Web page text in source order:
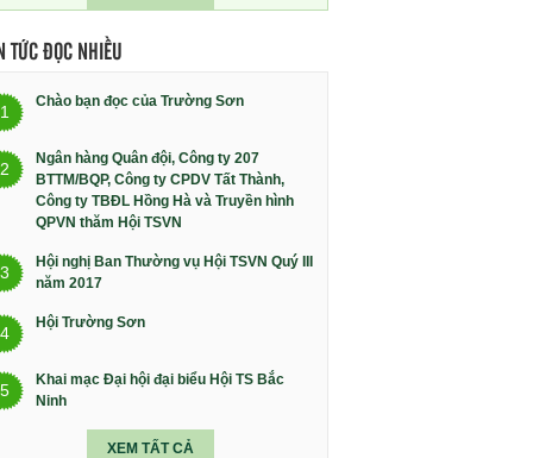
TỨC ĐỌC NHIỀU
1
Chào bạn đọc của Trường Sơn
2
Ngân hàng Quân đội, Công ty 207
BTTM/BQP, Công ty CPDV Tất Thành,
Công ty TBĐL Hồng Hà và Truyền hình
QPVN thăm Hội TSVN
3
Hội nghị Ban Thường vụ Hội TSVN Quý III
năm 2017
4
Hội Trường Sơn
5
Khai mạc Đại hội đại biểu Hội TS Bắc
Ninh
XEM TẤT CẢ